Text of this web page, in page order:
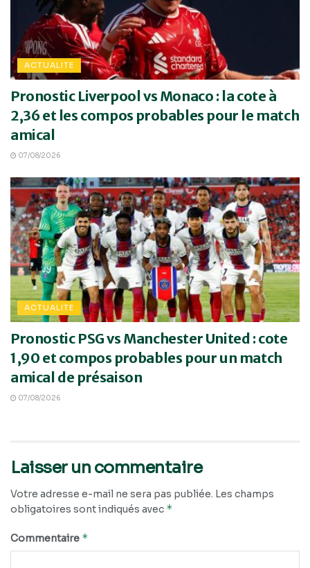
ACTUALITE
Pronostic Liverpool vs Monaco : la cote à
2,36 et les compos probables pour le match
amical
07/08/2026
ACTUALITE
Pronostic PSG vs Manchester United : cote
1,90 et compos probables pour un match
amical de présaison
07/08/2026
Laisser un commentaire
Votre adresse e-mail ne sera pas publiée. Les champs
obligatoires sont indiqués avec *
Commentaire *